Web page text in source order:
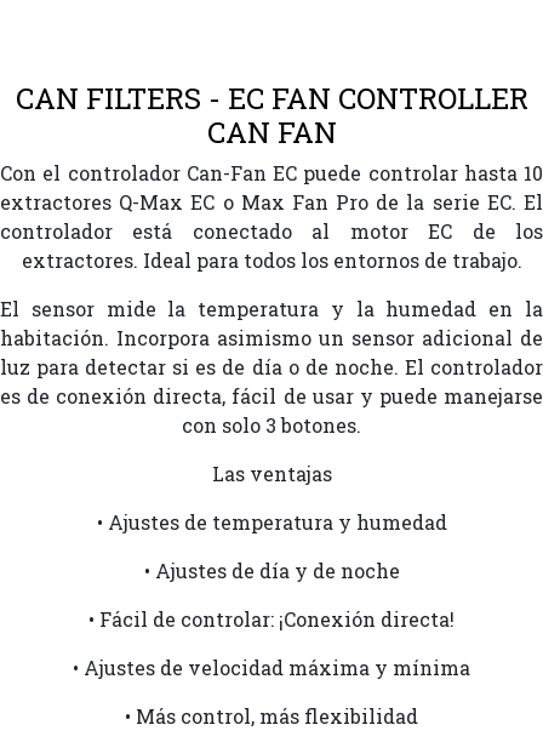
CAN FILTERS - EC FAN CONTROLLER
CAN FAN
Con el controlador Can-Fan EC puede controlar hasta 10
extractores Q-Max EC o Max Fan Pro de la serie EC. El
controlador está conectado al motor EC de los
extractores. Ideal para todos los entornos de trabajo.
El sensor mide la temperatura y la humedad en la
habitación. Incorpora asimismo un sensor adicional de
luz para detectar si es de día o de noche. El controlador
es de conexión directa, fácil de usar y puede manejarse
con solo 3 botones.
Las ventajas
• Ajustes de temperatura y humedad
• Ajustes de día y de noche
• Fácil de controlar: ¡Conexión directa!
• Ajustes de velocidad máxima y mínima
• Más control, más flexibilidad